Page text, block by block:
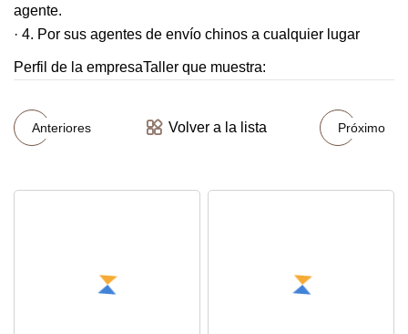
agente.
· 4. Por sus agentes de envío chinos a cualquier lugar
Perfil de la empresaTaller que muestra:
Anteriores Volver a la lista Próximo